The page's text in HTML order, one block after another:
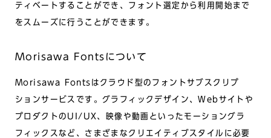
ティベートすることができ、フォント選定から利用開始まで
をスムーズに行うことができます。
Morisawa Fontsについて
Morisawa Fontsはクラウド型のフォントサブスクリプ
ションサービスです。グラフィックデザイン、Webサイトや
プロダクトのUI/UX、映像や動画といったモーショングラ
フィックスなど、さまざまなクリエイティブスタイルに必要